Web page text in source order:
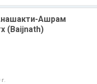
Ашрам
(Baijnath)